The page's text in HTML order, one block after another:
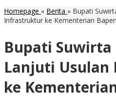
Homepage » Berita » Bupati
Infrastruktur ke Kementerian
Bupati Suwirta
Lanjuti
ke